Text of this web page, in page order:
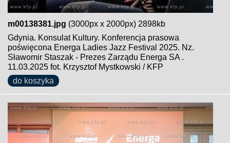
m00138381.jpg (3000px x 2000px) 2898kb
Gdynia. Konsulat Kultury. Konferencja prasowa
poświęcona Energa Ladies Jazz Festival 2025. Nz.
Sławomir Staszak - Prezes Zarządu Energa SA .
11.03.2025 fot. Krzysztof Mystkowski / KFP
do koszyka